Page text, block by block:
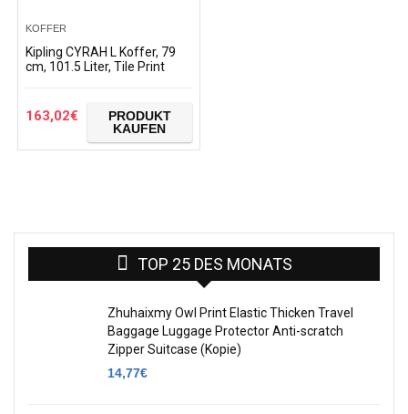
KOFFER
Kipling CYRAH L Koffer, 79
cm, 101.5 Liter, Tile Print
163,02€
PRODUKT
KAUFEN
TOP 25 DES MONATS
Zhuhaixmy Owl Print Elastic Thicken Travel
Baggage Luggage Protector Anti-scratch
Zipper Suitcase (Kopie)
14,77€